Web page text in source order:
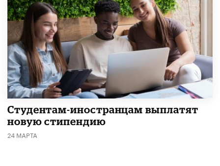
Студентам-иностранцам выплатят
новую стипендию
24 МАРТА